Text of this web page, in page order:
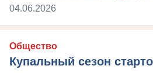
04.06.2026
Общество
Купальный сезон